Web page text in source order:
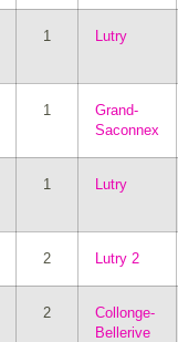
1 Lutry
1
Grand-
Saconnex
1 Lutry
2 Lutry 2
2
Collonge-
Bellerive